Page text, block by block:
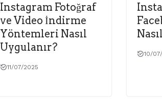
Instagram Fotoğraf
ve Video İndirme
Yöntemleri Nasıl
Uygulanır?
11/07/2025
10/